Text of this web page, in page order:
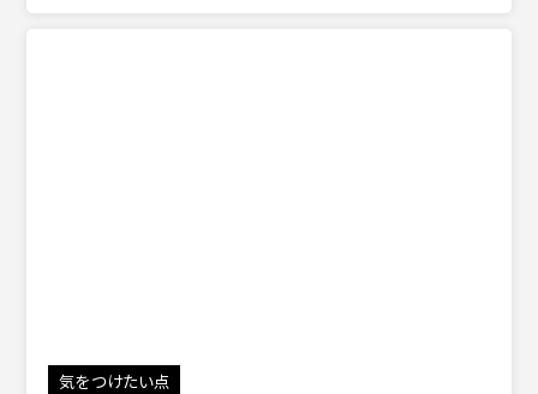
気をつけたい点